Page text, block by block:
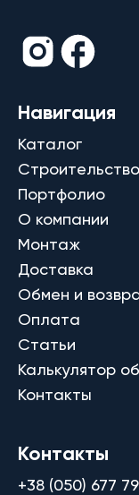
Навигация
Каталог
Портфолио
О компании
Монтаж
Доставка
Обмен и
Оплата
Статьи
Калькулятор
Контакты
Контакты
+38 (050) 677 79